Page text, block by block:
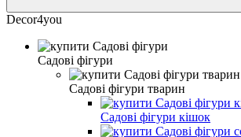
Decor4you
Садові фігури
Садові фігури тварин
Садові фігури кішок